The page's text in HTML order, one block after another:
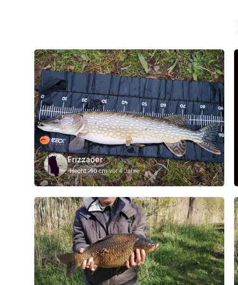
Frizzaoer
Hecht 90 cm vor 4 Jahre